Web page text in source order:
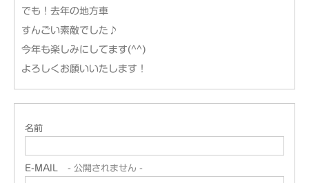
でも！去年の地方車
すんごい素敵でした♪
今年も楽しみにしてます(^^)
よろしくお願いいたします！
名前
E-MAIL - 公開されません -